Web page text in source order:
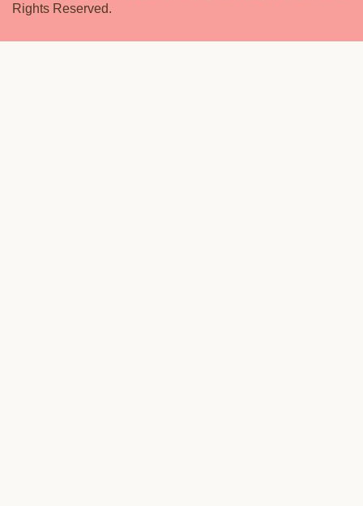
Rights Reserved.